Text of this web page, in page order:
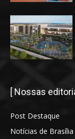
[ Nossas
Post Destaque
Notícias de Brasília